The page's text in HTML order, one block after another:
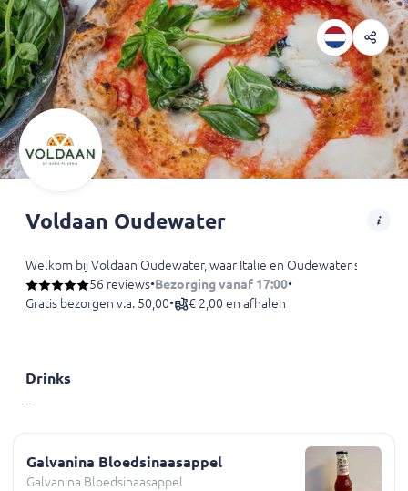
Voldaan Oudewater
Welkom bij Voldaan Oudewater, waar Italië en Oudewater
56 reviews•Bezorging vanaf 17:00•
Gratis bezorgen v.a. 50,00• € 2,00 en afhalen
Drinks
-
Galvanina Bloedsinaasappel
Galvanina Bloedsinaasappel